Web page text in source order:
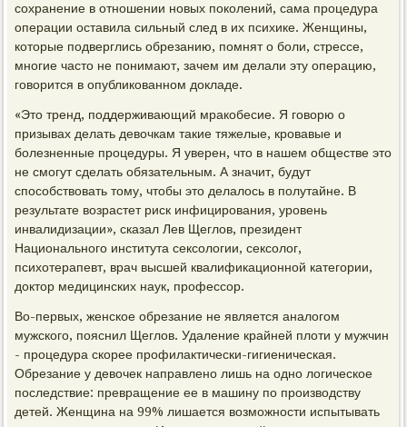
сохранение в отношении новых поколений, сама процедура
операции оставила сильный след в их психике. Женщины,
которые подверглись обрезанию, помнят о боли, стрессе,
многие часто не понимают, зачем им делали эту операцию,
говорится в опубликованном докладе.
«Это тренд, поддерживающий мракобесие. Я говорю о
призывах делать девочкам такие тяжелые, кровавые и
болезненные процедуры. Я уверен, что в нашем обществе это
не смогут сделать обязательным. А значит, будут
способствовать тому, чтобы это делалось в полутайне. В
результате возрастет риск инфицирования, уровень
инвалидизации», сказал Лев Щеглов, президент
Национального института сексологии, сексолог,
психотерапевт, врач высшей квалификационной категории,
доктор медицинских наук, профессор.
Во-первых, женское обрезание не является аналогом
мужского, пояснил Щеглов. Удаление крайней плоти у мужчин
- процедура скорее профилактически-гигиеническая.
Обрезание у девочек направлено лишь на одно логическое
последствие: превращение ее в машину по производству
детей. Женщина на 99% лишается возможности испытывать